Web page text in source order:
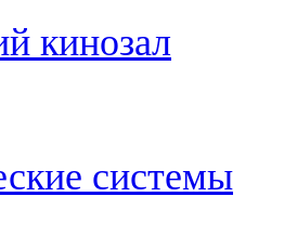
кинозал
системы